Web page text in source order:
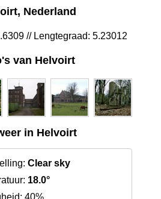
Nederland
// Lengtegraad: 5.23012
van Helvoirt
in Helvoirt
Clear sky
18.0°